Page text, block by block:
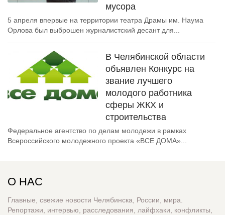
мусора
5 апреля впервые на территории театра Драмы им. Наума
Орлова был выброшен журналистский десант для...
В Челябинской области
объявлен Конкурс на
звание лучшего
молодого работника
сферы ЖКХ и
строительства
Федеральное агентство по делам молодежи в рамках
Всероссийского молодежного проекта «ВСЕ ДОМА»...
О НАС
Главные, свежие новости Челябинска, России, мира.
Репортажи, интервью, расследования, лайфхаки, конфликты,